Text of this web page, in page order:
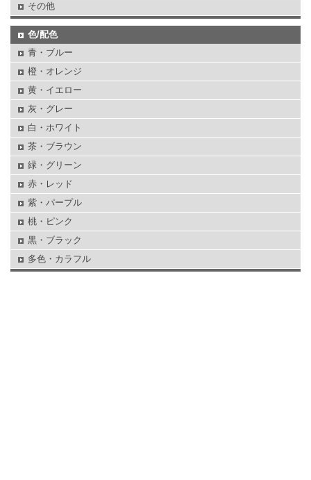
その他
色/配色
青・ブルー
橙・オレンジ
黄・イエロー
灰・グレー
白・ホワイト
茶・ブラウン
緑・グリーン
赤・レッド
紫・パープル
桃・ピンク
黒・ブラック
多色・カラフル